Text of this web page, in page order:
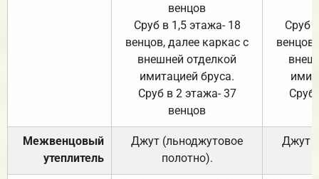
венцов
Сруб в 1,5 этажа- 18
венцов, далее каркас с
внешней отделкой
имитацией бруса.
Сруб в 2 этажа- 37
венцов
Сруб
Сруб
Межвенцовый
утеплитель
Джут (льноджутовое
полотно).
Джут